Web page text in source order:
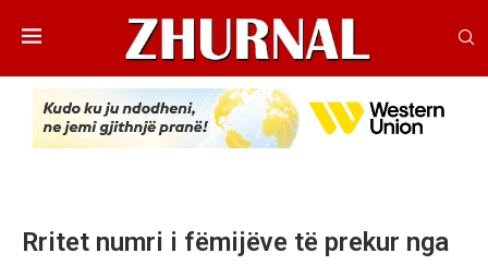
Rritet numri i fëmijëve të prekur nga